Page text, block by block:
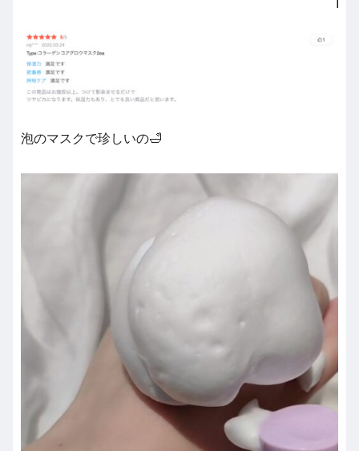
泡のマスクで珍しいの🛁